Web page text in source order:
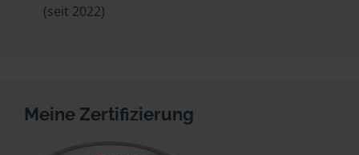
(seit 2022)
Meine Zertifizierung